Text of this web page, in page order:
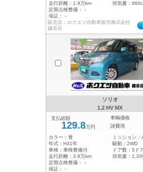
走行距離： 1.9万km 排気量：
定期点検整備：
－
保証：
－
販売店：ホクエツ自動車販売株式会社
越谷店
ソリオ
1.2 HV MX
支払総額
129.8万円
車輌価格
諸費用
カラー： 青 ミッション：
年式： H31年 駆動： 2WD
車検： 車検整備付 ドア数： 5ド
走行距離： 3.9万km 排気量：
定期点検整備：
－
保証：
－